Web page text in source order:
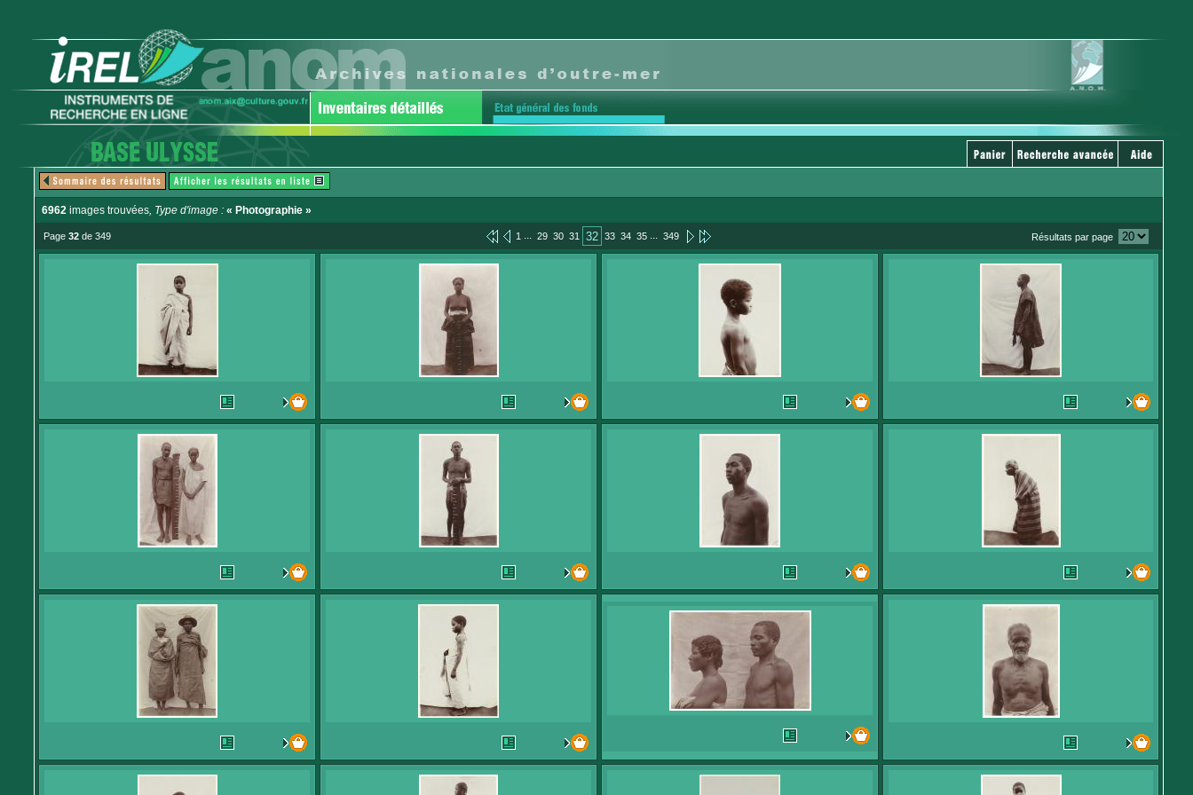
6962 images trouvées, Type d'image : « Photographie »
Page 32 de 349 1 ... 29 30 31 32 33 34 35 ... 349 Résultats par page